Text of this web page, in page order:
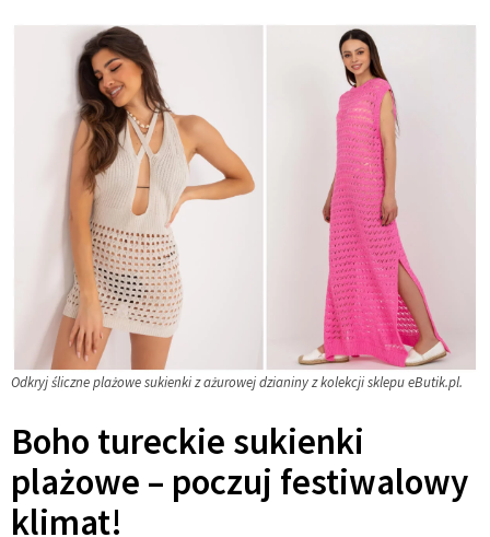
Odkryj śliczne plażowe sukienki z ażurowej dzianiny z kolekcji sklepu eButik.pl.
Boho tureckie sukienki
plażowe – poczuj festiwalowy
klimat!